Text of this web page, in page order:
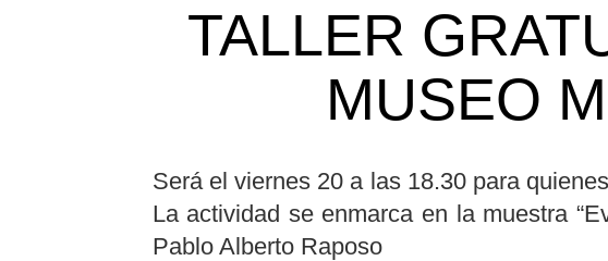
TALLER
MUSEO
Será el viernes 20 a las 18.30 para
La actividad se enmarca en la muestra
Pablo Alberto Raposo